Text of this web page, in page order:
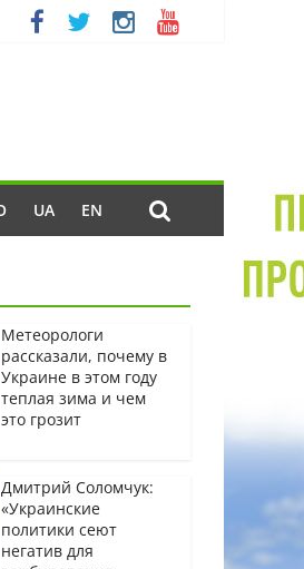
UA EN
Метеорологи
рассказали, почему в
Украине в этом году
теплая зима и чем
это грозит
Дмитрий Соломчук:
«Украинские
политики сеют
негатив для